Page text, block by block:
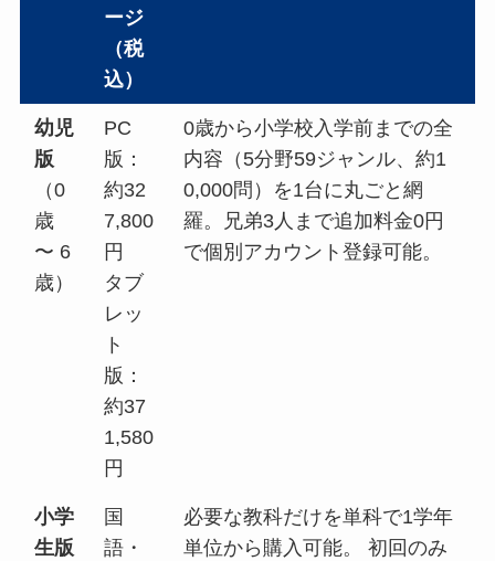
ージ
（税
込）
幼児
版
（0
歳
〜 6
歳）
PC
版：
約32
7,800
円
タブ
レッ
ト
版：
約37
1,580
円
0歳から小学校入学前までの全
内容（5分野59ジャンル、約1
0,000問）を1台に丸ごと網
羅。兄弟3人まで追加料金0円
で個別アカウント登録可能。
小学
生版
国
語・
必要な教科だけを単科で1学年
単位から購入可能。 初回のみ